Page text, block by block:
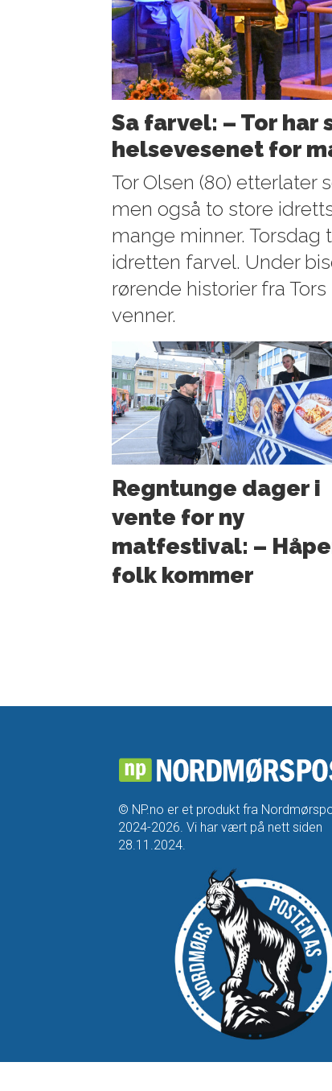
Sa farvel: – Tor har
helsevesenet for
Tor Olsen (80) etterlater
men også to store
mange minner. Torsdag
idretten farvel. Under
rørende historier fra
venner.
Regntunge dager i
vente for ny
matfestival: –
folk kommer
© NP.no er et produkt fra
2024-2026. Vi har vært på nett siden
28.11.2024.